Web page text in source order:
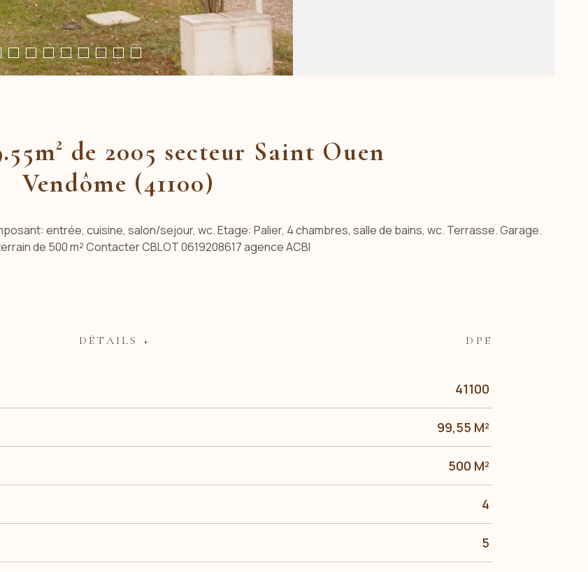
de 2005 secteur Saint Ouen
Vendôme (41100)
entrée, cuisine, salon/sejour, wc. Etage: Palier, 4 chambres, salle de bains, wc. Terrasse. Garage.
de 500 m² Contacter CBLOT 0619208617 agence ACBI
DÉTAILS + DPE
41100
99,55 M²
500 M²
4
5